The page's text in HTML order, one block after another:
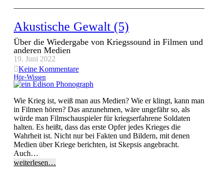
Akustische Gewalt (5)
Über die Wiedergabe von Kriegssound in Filmen und
anderen Medien
19. Juni 2022
Keine Kommentare
Hör-Wissen
Wie Krieg ist, weiß man aus Medien? Wie er klingt, kann man
in Filmen hören? Das anzunehmen, wäre ungefähr so, als
würde man Filmschauspieler für kriegserfahrene Soldaten
halten. Es heißt, dass das erste Opfer jedes Krieges die
Wahrheit ist. Nicht nur bei Fakten und Bildern, mit denen
Medien über Kriege berichten, ist Skepsis angebracht.
Auch…
weiterlesen…